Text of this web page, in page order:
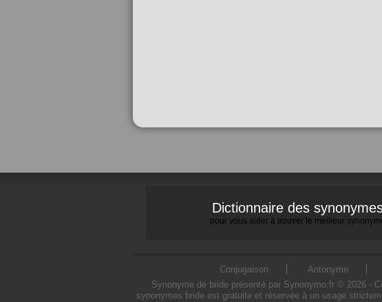
Dictionnaire des
pour vous aider à trouver le meilleur
Conjugaison Antonyme
Synonyme de bride présenté par Synonymo.fr © 2026 -
synonymes bride est gratuite et réservée à un usage